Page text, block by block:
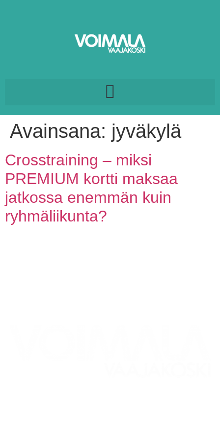
Avainsana: jyväkylä
Crosstraining – miksi
PREMIUM kortti maksaa
jatkossa enemmän kuin
ryhmäliikunta?